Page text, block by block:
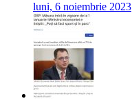
luni, 6 noiembrie 2023